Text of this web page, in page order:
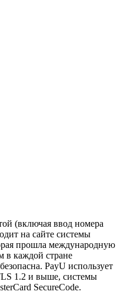
(включая ввод номера
на сайте системы
прошла международную
в каждой стране
PayU использует
1.2 и выше, системы
SecureCode.